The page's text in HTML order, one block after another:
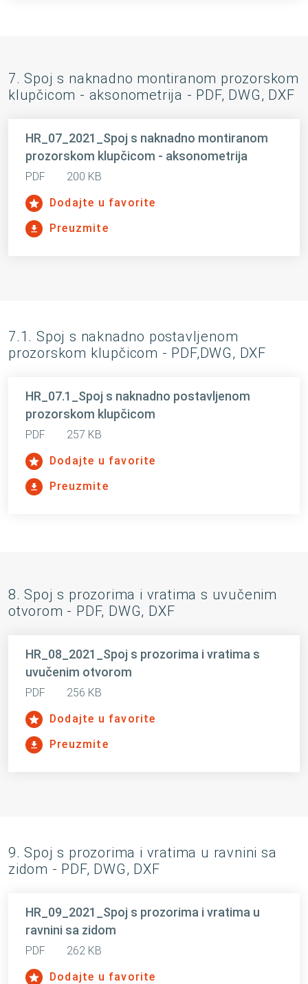
7. Spoj s naknadno montiranom prozorskom
klupčicom - aksonometrija - PDF, DWG, DXF
HR_07_2021_Spoj s naknadno montiranom
prozorskom klupčicom - aksonometrija
PDF
200 KB
Dodajte u favorite
Preuzmite
7.1. Spoj s naknadno postavljenom
prozorskom klupčicom - PDF,DWG, DXF
HR_07.1_Spoj s naknadno postavljenom
prozorskom klupčicom
PDF
257 KB
Dodajte u favorite
Preuzmite
8. Spoj s prozorima i vratima s uvučenim
otvorom - PDF, DWG, DXF
HR_08_2021_Spoj s prozorima i vratima s
uvučenim otvorom
PDF
256 KB
Dodajte u favorite
Preuzmite
9. Spoj s prozorima i vratima u ravnini sa
zidom - PDF, DWG, DXF
HR_09_2021_Spoj s prozorima i vratima u
ravnini sa zidom
PDF
262 KB
Dodajte u favorite